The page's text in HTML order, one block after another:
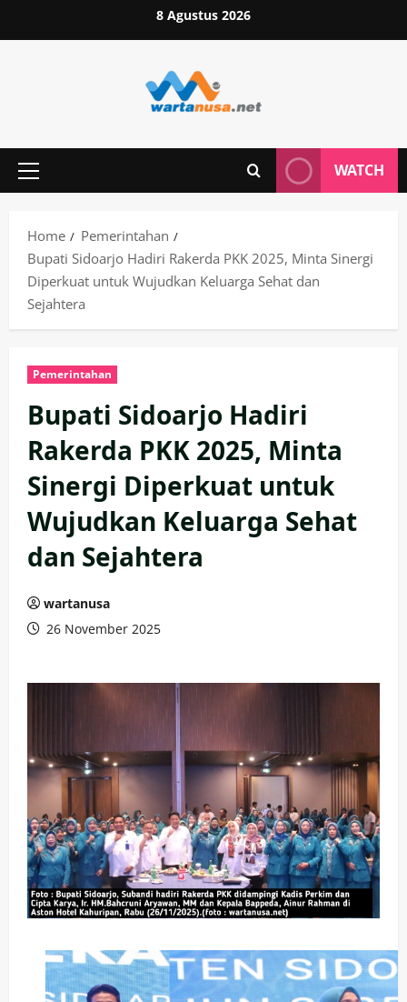
to
8 Agustus 2026
Primary
WATCH
Home
Pemerintahan
Bupati Sidoarjo Hadiri Rakerda PKK 2025, Minta Sinergi
Diperkuat untuk Wujudkan Keluarga Sehat dan
Sejahtera
Pemerintahan
Bupati Sidoarjo Hadiri
Rakerda PKK 2025, Minta
Sinergi Diperkuat untuk
Wujudkan Keluarga Sehat
dan Sejahtera
wartanusa
26 November 2025